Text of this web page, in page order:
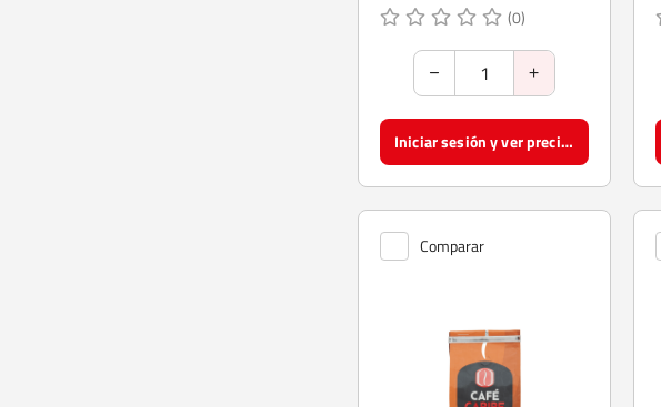
(0)
Iniciar sesión y ver precios
Comparar